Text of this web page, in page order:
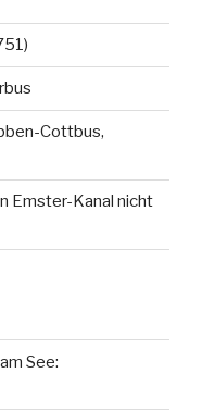
Cottbus,
Emster-Kanal nicht
See: